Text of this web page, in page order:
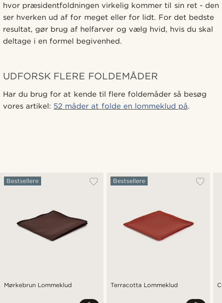
hvor præsidentfoldningen virkelig kommer til sin ret - den
ser hverken ud af for meget eller for lidt. For det bedste
resultat, gør brug af helfarver og vælg hvid, hvis du skal
deltage i en formel begivenhed.
UDFORSK FLERE FOLDEMÅDER
Har du brug for at kende til flere foldemåder så besøg
vores artikel: 52 måder at folde en lommeklud på.
Mørkebrun Lommeklud
Bestsellere
Terracotta Lommeklud
Bestsellere